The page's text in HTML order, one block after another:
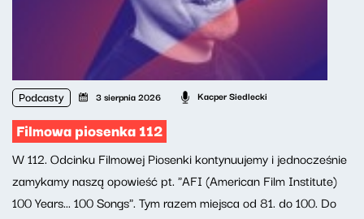
Podcasty 3 sierpnia 2026 Kacper Siedlecki
Filmowa piosenka 112
W 112. Odcinku Filmowej Piosenki kontynuujemy i jednocześnie
zamykamy naszą opowieść pt. "AFI (American Film Institute)
100 Years... 100 Songs". Tym razem miejsca od 81. do 100. Do